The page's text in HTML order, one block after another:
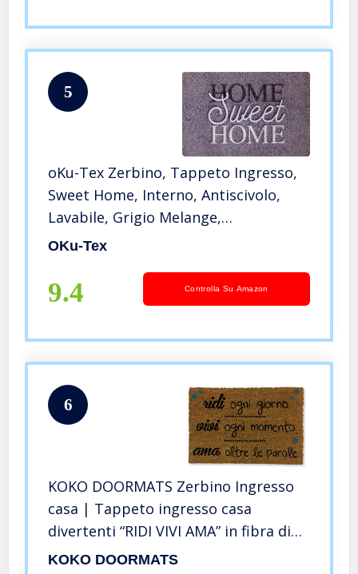
5
oKu-Tex Zerbino, Tappeto Ingresso,
Sweet Home, Interno, Antiscivolo,
Lavabile, Grigio Melange,
Poliammide, 40 x 60 cm
OKu-Tex
9.4 Controlla Su Amazon
6
KOKO DOORMATS Zerbino Ingresso
casa | Tappeto ingresso casa
divertenti “RIDI VIVI AMA” in fibra di
cocco e base tappeto antiscivolo da
KOKO DOORMATS